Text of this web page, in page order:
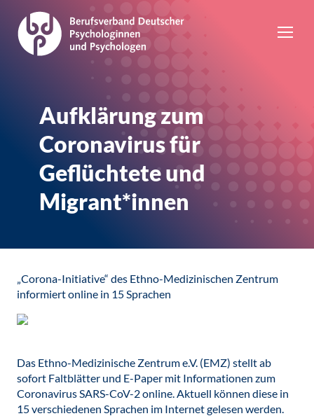
Aufklärung zum
Coronavirus für
Geflüchtete und
Migrant*innen
„Corona-Initiative“ des Ethno-Medizinischen Zentrum
informiert online in 15 Sprachen
Das Ethno-Medizinische Zentrum e.V. (EMZ) stellt ab
sofort Faltblätter und E-Paper mit Informationen zum
Coronavirus SARS-CoV-2 online. Aktuell können diese in
15 verschiedenen Sprachen im Internet gelesen werden.